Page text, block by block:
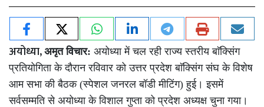
अयोध्या, अमृत विचार: अयोध्या में चल रही राज्य स्तरीय बाॅक्सिंग
प्रतियोगिता के दौरान रविवार को उत्तर प्रदेश बाॅक्सिंग संघ के विशेष
आम सभा की बैठक (स्पेशल जनरल बॉडी मीटिंग) हुई। इसमें
सर्वसम्मति से अयोध्या के विशाल गुप्ता को प्रदेश अध्यक्ष चुना गया।